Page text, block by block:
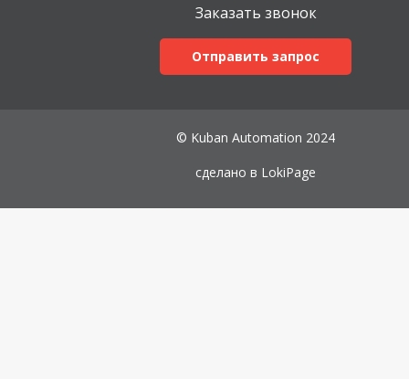
Заказать звонок
Отправить запрос
© Kuban Automation 2024
сделано в LokiPage